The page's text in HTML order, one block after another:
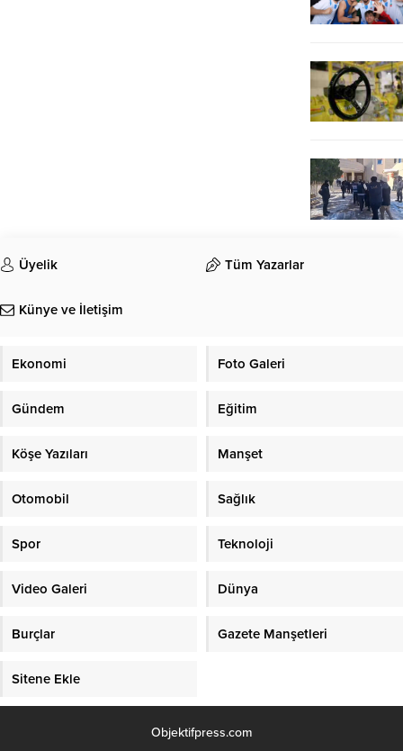
Üyelik Tüm Yazarlar
Künye ve İletişim
Ekonomi Foto Galeri
Gündem Eğitim
Köşe Yazıları Manşet
Otomobil Sağlık
Spor Teknoloji
Video Galeri Dünya
Burçlar Gazete Manşetleri
Sitene Ekle
Objektifpress.com